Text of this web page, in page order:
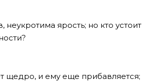
неукротима ярость; но кто устоит
щедро, и ему еще прибавляется;